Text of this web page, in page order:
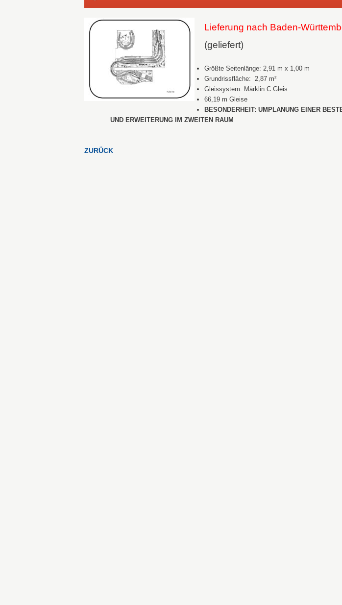
Lieferung nach Baden-
(geliefert)
Größte Seitenlänge: 2,91 m x 1,00 m
Grundrissfläche: 2,87 m²
Gleissystem: Märklin C Gleis
66,19 m Gleise
BESONDERHEIT: UMPLANUNG EINER
UND ERWEITERUNG IM ZWEITEN RAUM
ZURÜCK